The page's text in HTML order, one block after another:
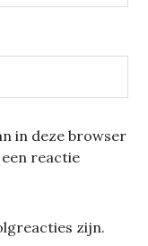
in deze browser
reactie
zijn.